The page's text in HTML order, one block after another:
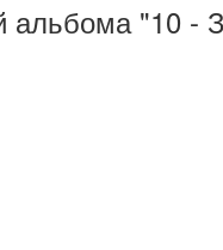
альбома "10 -